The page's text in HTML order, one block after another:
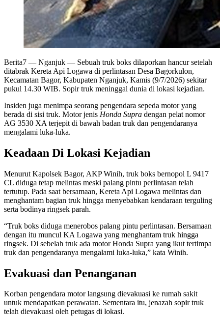
Berita7 — Nganjuk — Sebuah truk boks dilaporkan hancur setelah
ditabrak Kereta Api Logawa di perlintasan Desa Bagorkulon,
Kecamatan Bagor, Kabupaten Nganjuk, Kamis (9/7/2026) sekitar
pukul 14.30 WIB. Sopir truk meninggal dunia di lokasi kejadian.
Insiden juga menimpa seorang pengendara sepeda motor yang
berada di sisi truk. Motor jenis Honda Supra dengan pelat nomor
AG 3530 XA terjepit di bawah badan truk dan pengendaranya
mengalami luka-luka.
Keadaan Di Lokasi Kejadian
Menurut Kapolsek Bagor, AKP Winih, truk boks bernopol L 9417
CL diduga tetap melintas meski palang pintu perlintasan telah
tertutup. Pada saat bersamaan, Kereta Api Logawa melintas dan
menghantam bagian truk hingga menyebabkan kendaraan terguling
serta bodinya ringsek parah.
“Truk boks diduga menerobos palang pintu perlintasan. Bersamaan
dengan itu muncul KA Logawa yang menghantam truk hingga
ringsek. Di sebelah truk ada motor Honda Supra yang ikut tertimpa
truk dan pengendaranya mengalami luka-luka,” kata Winih.
Evakuasi dan Penanganan
Korban pengendara motor langsung dievakuasi ke rumah sakit
untuk mendapatkan perawatan. Sementara itu, jenazah sopir truk
telah dievakuasi oleh petugas di lokasi.